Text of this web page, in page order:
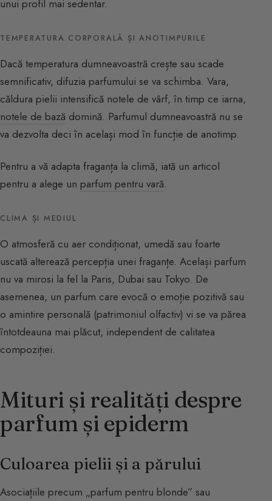
unui profil mai sedentar.
TEMPERATURA CORPORALĂ ȘI ANOTIMPURILE
Dacă temperatura dumneavoastră crește sau scade
semnificativ, difuzia parfumului se va schimba. Vara,
căldura pielii intensifică notele de vârf, în timp ce iarna,
notele de bază domină. Parfumul dumneavoastră nu se
va dezvolta deci în același mod în funcție de anotimp.
Pentru a vă adapta fraganța la climă, iată un articol
pentru a alege un parfum pentru vară.
CLIMA ȘI MEDIUL
O atmosferă cu aer condiționat, umedă sau foarte
uscată alterează percepția unei fraganțe. Același parfum
nu va mirosi la fel la Paris, Dubai sau Tokyo. De
asemenea, un parfum care evocă o emoție pozitivă sau
o amintire personală (patrimoniul olfactiv) vi se va părea
întotdeauna mai plăcut, independent de calitatea
compoziției.
Mituri și realități despre
parfum și epiderm
Culoarea pielii și a părului
Asociațiile precum „parfum pentru blonde” sau